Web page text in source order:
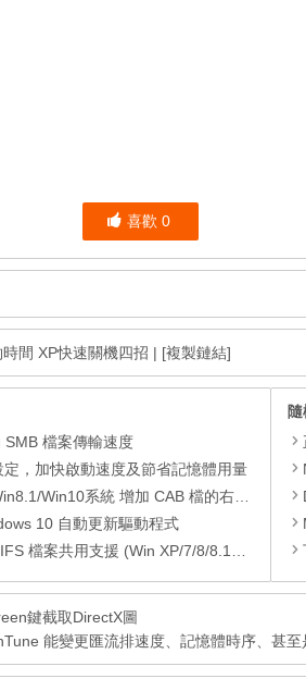
喜歡 0
間 XP快速關機四招 | [複製鏈結]
檔案傳輸速度
，加快啟動速度及節省記憶體用量
Win10系統 增加 CAB 檔的右鍵安裝的功能
10 自動更新驅動程式
檔案共用支援 (Win XP/7/8/8.1/10)
鍵截取DirectX圖
能變更匯流排速度、記憶體時序、甚至